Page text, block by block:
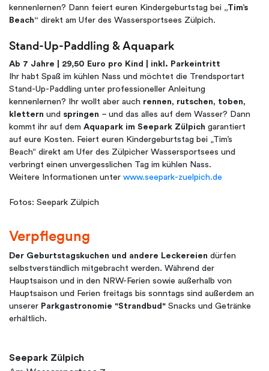
kennenlernen? Dann feiert euren Kindergeburtstag bei „Tim’s
Beach“ direkt am Ufer des Wassersportsees Zülpich.
Stand-Up-Paddling & Aquapark
Ab 7 Jahre | 29,50 Euro pro Kind | inkl. Parkeintritt
Ihr habt Spaß im kühlen Nass und möchtet die Trendsportart
Stand-Up-Paddling unter professioneller Anleitung
kennenlernen? Ihr wollt aber auch rennen, rutschen, toben,
klettern und springen – und das alles auf dem Wasser? Dann
kommt ihr auf dem Aquapark im Seepark Zülpich garantiert
auf eure Kosten. Feiert euren Kindergeburtstag bei „Tim’s
Beach“ direkt am Ufer des Zülpicher Wassersportsees und
verbringt einen unvergesslichen Tag im kühlen Nass.
Weitere Informationen unter www.seepark-zuelpich.de
Fotos: Seepark Zülpich
Verpflegung
Der Geburtstagskuchen und andere Leckereien dürfen
selbstverständlich mitgebracht werden. Während der
Hauptsaison und in den NRW-Ferien sowie außerhalb von
Hauptsaison und Ferien freitags bis sonntags sind außerdem an
unserer Parkgastronomie "Strandbud" Snacks und Getränke
erhältlich.
Seepark Zülpich